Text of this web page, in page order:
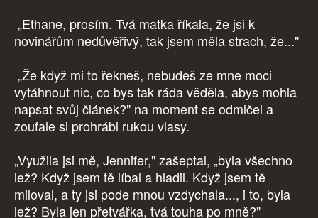
„Ethane, prosím. Tvá matka říkala, že jsi k
novinářům nedůvěřivý, tak jsem měla strach, že..."
„Že když mi to řekneš, nebudeš ze mne moci
vytáhnout nic, co bys tak ráda věděla, abys mohla
napsat svůj článek?" na moment se odmlčel a
zoufale si prohrábl rukou vlasy.
„Využila jsi mě, Jennifer," zašeptal, „byla všechno
lež? Když jsem tě líbal a hladil. Když jsem tě
miloval, a ty jsi pode mnou vzdychala..., i to, byla
lež? Byla jen přetvářka, tvá touha po mně?"